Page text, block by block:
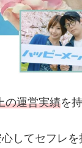
の運営実績を
してセフレを